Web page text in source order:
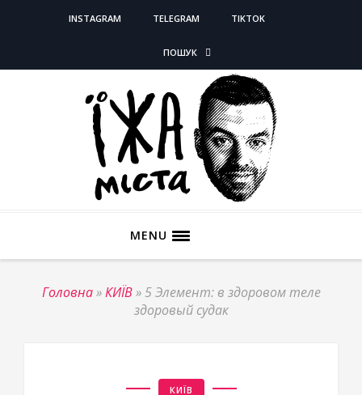
INSTAGRAM TELEGRAM TIKTOK
ПОШУК
MENU
Головна»КИЇВ»5 Элемент: в здоровом теле
здоровый судак
КИЇВ